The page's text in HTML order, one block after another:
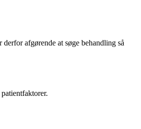
afgørende at søge behandling så